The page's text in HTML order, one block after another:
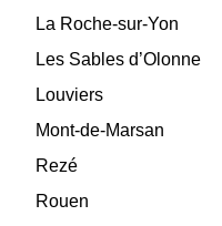
La Roche-sur-Yon
Les Sables d’Olonne
Louviers
Mont-de-Marsan
Rezé
Rouen